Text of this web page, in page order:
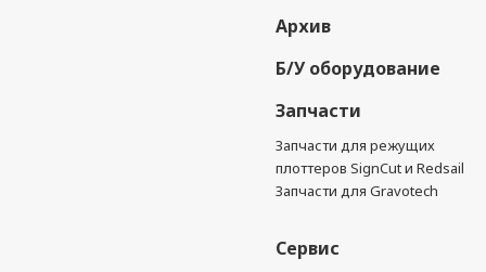
Архив
Б/У оборудование
Запчасти
Запчасти для режущих
плоттеров SignCut и Redsail
Запчасти для Gravotech
Сервис